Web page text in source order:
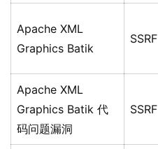
Apache XML
Graphics Batik
SSRF
Apache XML
Graphics Batik 代
码问题漏洞
SSRF